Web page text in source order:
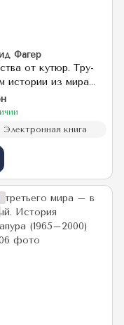
Фагер
от кутюр. Тру-
истории из мира
моды
Электронная книга